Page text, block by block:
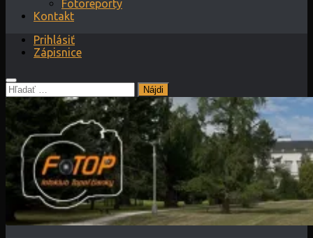
Fotoreporty
Kontakt
Prihlásiť
Zápisnice
Hľadať: